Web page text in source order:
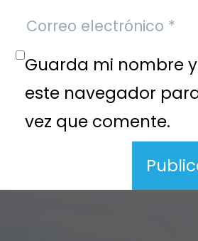
Guarda mi nombre
este navegador
vez que comente.